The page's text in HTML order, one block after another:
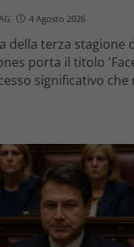
4 Agosto 2026
della terza stagione
porta il titolo
significativo che